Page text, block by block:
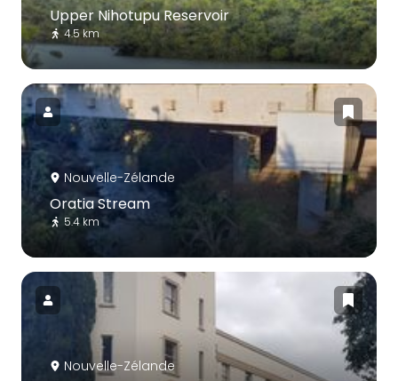
Upper Nihotupu Reservoir
4.5 km
Nouvelle-Zélande
Oratia Stream
5.4 km
Nouvelle-Zélande